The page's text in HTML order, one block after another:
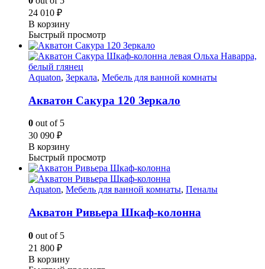
24 010 ₽
В корзину
Быстрый просмотр
Aquaton, Зеркала, Мебель для ванной комнаты
Акватон Сакура 120 Зеркало
0 out of 5
30 090 ₽
В корзину
Быстрый просмотр
Aquaton, Мебель для ванной комнаты, Пеналы
Акватон Ривьера Шкаф-колонна
0 out of 5
21 800 ₽
В корзину